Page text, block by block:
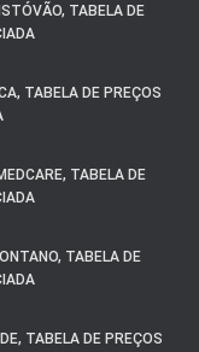
TABELA DE
TABELA DE PREÇOS
TABELA DE
TABELA DE
TABELA DE PREÇOS